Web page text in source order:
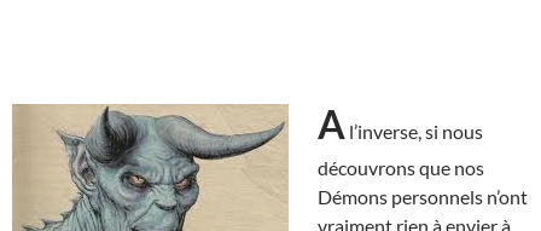
A l’inverse, si nous
découvrons que nos
Démons personnels n’ont
vraiment rien à envier à